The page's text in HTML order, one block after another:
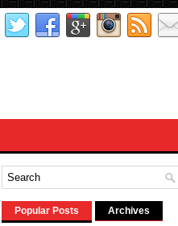
Popular Posts Archives